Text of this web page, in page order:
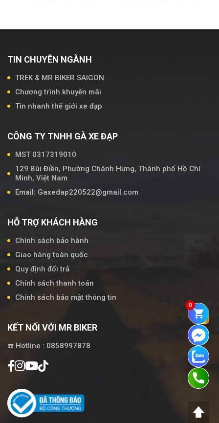
TIN CHUYÊN NGÀNH
TREK & MR BIKER SAIGON
Chương trình khuyến mãi
Tin nhanh thế giới xe đạp
CÔNG TY TNHH GÀ XE ĐẠP
MST 0317319010
129 Bùi Điền, Phường Chánh Hưng, Thành phố Hồ Chí
Minh, Việt Nam
Email: Gaxedap220522@gmail.com
HỖ TRỢ KHÁCH HÀNG
Chính sách bảo hành
Giao hàng toàn quốc
Quy định đổi trả
Chính sách thanh toán
Chính sách bảo mật thông tin
KẾT NỐI VỚI MR BIKER
☎️ Hotline : 0858997878
0